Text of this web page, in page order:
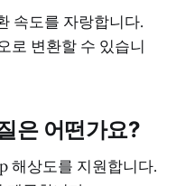
속도를 자랑합니다.
로 변환할 수 있습니
은 어떤가요?
해상도를 지원합니다.